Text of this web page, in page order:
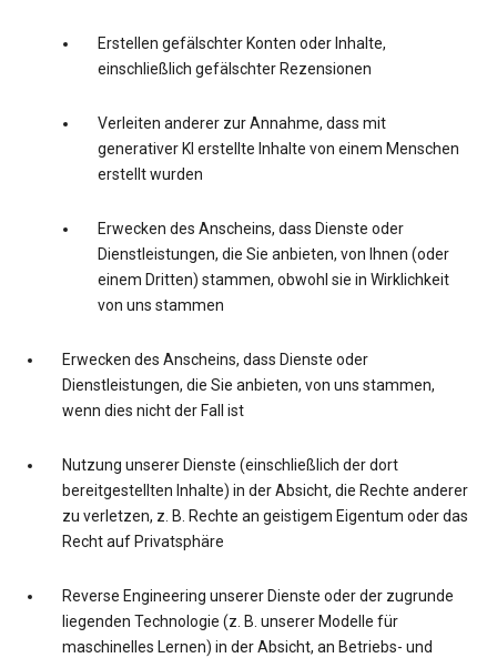
Erstellen gefälschter Konten oder Inhalte,
einschließlich gefälschter Rezensionen
Verleiten anderer zur Annahme, dass mit
generativer KI erstellte Inhalte von einem Menschen
erstellt wurden
Erwecken des Anscheins, dass Dienste oder
Dienstleistungen, die Sie anbieten, von Ihnen (oder
einem Dritten) stammen, obwohl sie in Wirklichkeit
von uns stammen
Erwecken des Anscheins, dass Dienste oder
Dienstleistungen, die Sie anbieten, von uns stammen,
wenn dies nicht der Fall ist
Nutzung unserer Dienste (einschließlich der dort
bereitgestellten Inhalte) in der Absicht, die Rechte anderer
zu verletzen, z. B. Rechte an geistigem Eigentum oder das
Recht auf Privatsphäre
Reverse Engineering unserer Dienste oder der zugrunde
liegenden Technologie (z. B. unserer Modelle für
maschinelles Lernen) in der Absicht, an Betriebs- und